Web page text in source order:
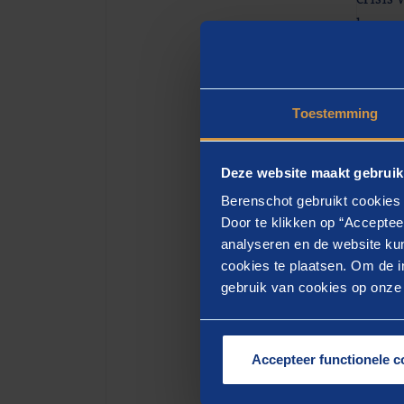
Toestemming
Deze website maakt
Berenschot gebruikt
Door te klikken op
analyseren en de website
cookies te plaatsen. Om de
gebruik van cookies op
Accepteer functionele
De
crises
zien
naar